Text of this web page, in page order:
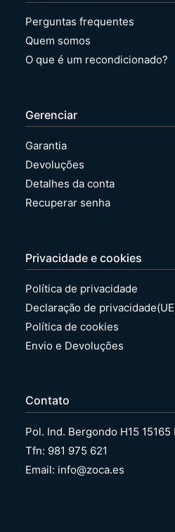
Perguntas frequentes
Quem somos
O que é um recondicionado?
Gerenciar
Garantia
Devoluções
Detalhes da conta
Recuperar senha
Privacidade e cookies
Política de privacidade
Declaração de
Política de cookies
Envio e Devoluções
Contato
Pol. Ind. Bergondo H15
Tfn: 981 975 621
Email: info@zoca.es